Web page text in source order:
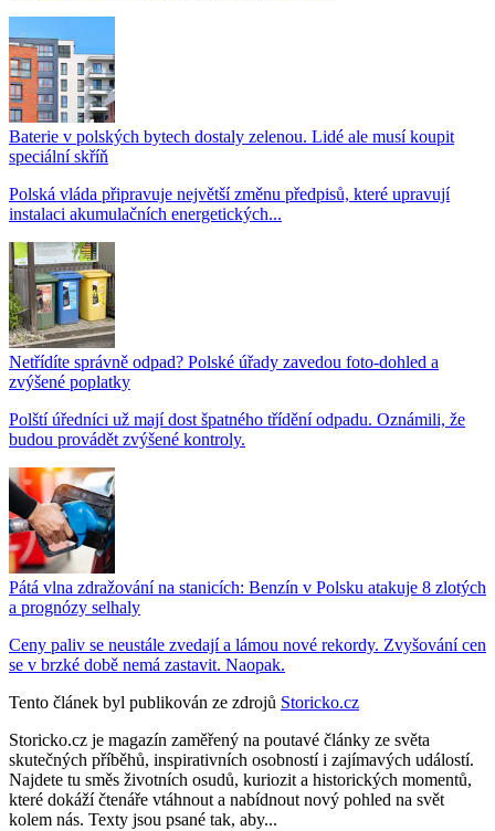
Baterie v polských bytech dostaly zelenou. Lidé ale musí koupit
speciální skříň
Polská vláda připravuje největší změnu předpisů, které upravují
instalaci akumulačních energetických...
Netřídíte správně odpad? Polské úřady zavedou foto-dohled a
zvýšené poplatky
Polští úředníci už mají dost špatného třídění odpadu. Oznámili, že
budou provádět zvýšené kontroly.
Pátá vlna zdražování na stanicích: Benzín v Polsku atakuje 8 zlotých
a prognózy selhaly
Ceny paliv se neustále zvedají a lámou nové rekordy. Zvyšování cen
se v brzké době nemá zastavit. Naopak.
Tento článek byl publikován ze zdrojů Storicko.cz
Storicko.cz je magazín zaměřený na poutavé články ze světa
skutečných příběhů, inspirativních osobností i zajímavých událostí.
Najdete tu směs životních osudů, kuriozit a historických momentů,
které dokáží čtenáře vtáhnout a nabídnout nový pohled na svět
kolem nás. Texty jsou psané tak, aby...